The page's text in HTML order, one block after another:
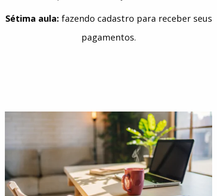
Sétima aula: fazendo cadastro para receber seus
pagamentos.